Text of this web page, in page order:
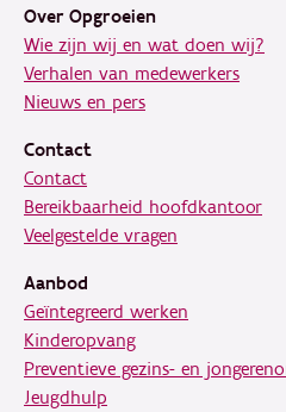
Over Opgroeien
Wie zijn wij en wat doen wij?
Verhalen van medewerkers
Nieuws en pers
Contact
Contact
Bereikbaarheid hoofdkantoor
Veelgestelde vragen
Aanbod
Geïntegreerd werken
Kinderopvang
Preventieve gezins- en
Jeugdhulp